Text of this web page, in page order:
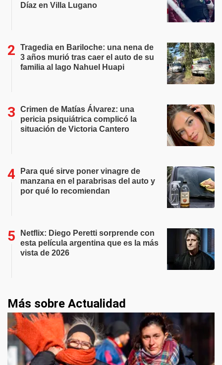
Díaz en Villa Lugano
Tragedia en Bariloche: una nena de
3 años murió tras caer el auto de su
familia al lago Nahuel Huapi
Crimen de Matías Álvarez: una
pericia psiquiátrica complicó la
situación de Victoria Cantero
Para qué sirve poner vinagre de
manzana en el parabrisas del auto y
por qué lo recomiendan
Netflix: Diego Peretti sorprende con
esta película argentina que es la más
vista de 2026
Más sobre Actualidad